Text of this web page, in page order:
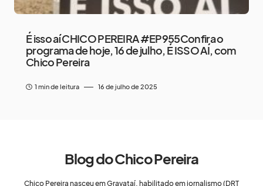
É isso aí CHICO PEREIRA #EP955Confira o
programa de hoje, 16 de julho, É ISSO AÍ, com
Chico Pereira
1 min de leitura 16 de julho de 2025
Blog do Chico Pereira
Chico Pereira nasceu em Gravataí, habilitado em jornalismo (DRT